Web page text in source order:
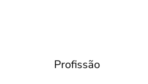
Profissão